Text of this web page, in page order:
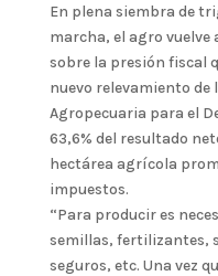
En plena siembra de
marcha, el agro vuelve
sobre la presión fiscal
nuevo relevamiento de
Agropecuaria para el
63,6% del resultado
hectárea agrícola
impuestos.
“Para producir es
semillas, fertilizantes,
seguros, etc. Una vez